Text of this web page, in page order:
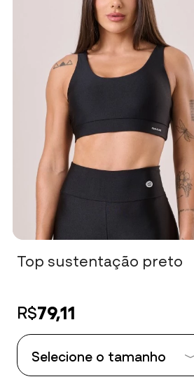
Atividade:Academia
Legging com
ao toque.
mesmo nos
o tam P e ficou
da compressão
Tereza V.
05/01/2026 às 15:11
Atividade:Academia
Produto muito
Top sustentação preto
R$79,11
Selecione o tamanho